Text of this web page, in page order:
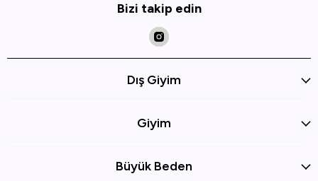
Bizi takip edin
Dış Giyim
Giyim
Büyük Beden